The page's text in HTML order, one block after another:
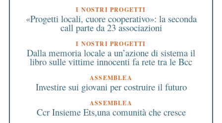
I NOSTRI PROGETTI
«Progetti locali, cuore cooperativo»: la seconda
call parte da 23 associazioni
I NOSTRI PROGETTI
Dalla memoria locale a un’azione di sistema il
libro sulle vittime innocenti fa rete tra le Bcc
ASSEMBLEA
Investire sui giovani per costruire il futuro
ASSEMBLEA
Ccr Insieme Ets,una comunità che cresce